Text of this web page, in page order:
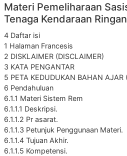
Materi Pemeliharaan
Tenaga Kendaraan Ringan
4 Daftar isi
1 Halaman Francesis
2 DISKLAIMER (DISCLAIMER)
3 KATA PENGANTAR
5 PETA KEDUDUKAN BAHAN AJAR
6 Pendahuluan
6.1.1 Materi Sistem Rem
6.1.1.1 Deskripsi.
6.1.1.2 Pr asarat.
6.1.1.3 Petunjuk Penggunaan Materi.
6.1.1.4 Tujuan Akhir.
6.1.1.5 Kompetensi.